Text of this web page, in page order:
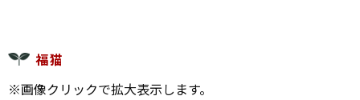
福猫
※画像クリックで拡大表示します。